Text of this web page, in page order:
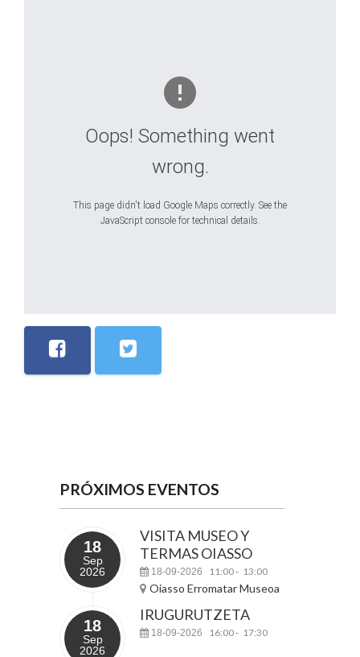
Oops! Something went
wrong.
This page didn't load Google Maps correctly. See the
JavaScript console for technical details.
PRÓXIMOS EVENTOS
18
Sep
2026
VISITA MUSEO Y
TERMAS OIASSO
18-09-2026 11:00- 13:00
Oiasso Erromatar Museoa
18
Sep
2026
IRUGURUTZETA
18-09-2026 16:00- 17:30